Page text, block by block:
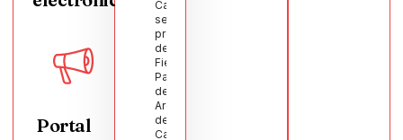
Portal
Castellanos
será el
pregonero
de las
Fiestas
Patronales
de
Argamasilla
de
Calatrava